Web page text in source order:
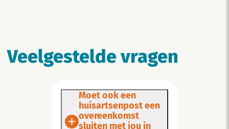
Veelgestelde vragen
Moet ook een
huisartsenpost een
overeenkomst
sluiten met jou in